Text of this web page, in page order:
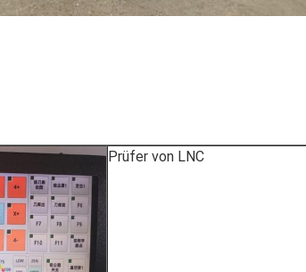
Prüfer von LNC